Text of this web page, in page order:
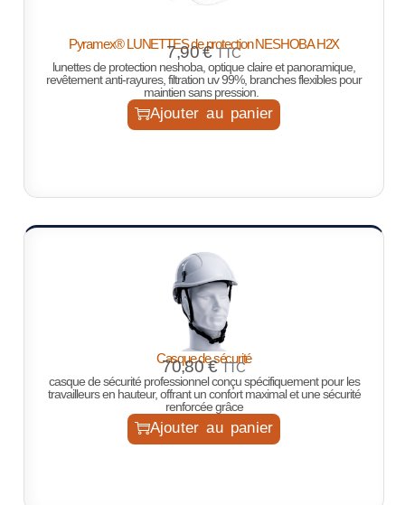
Pyramex® LUNETTES de protection NESHOBA H2X
7,90€ TTC
lunettes de protection neshoba, optique claire et panoramique,
revêtement anti-rayures, filtration uv 99%, branches flexibles pour
maintien sans pression.
Ajouter au panier
Casque de sécurité
70,80€ TTC
casque de sécurité professionnel conçu spécifiquement pour les
travailleurs en hauteur, offrant un confort maximal et une sécurité
renforcée grâce
Ajouter au panier